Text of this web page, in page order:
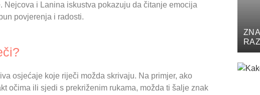
i Lanina iskustva pokazuju da čitanje emocija
povjerenja i radosti.
osjećaje koje riječi možda skrivaju. Na primjer, ako
očima ili sjedi s prekriženim rukama, možda ti šalje znak